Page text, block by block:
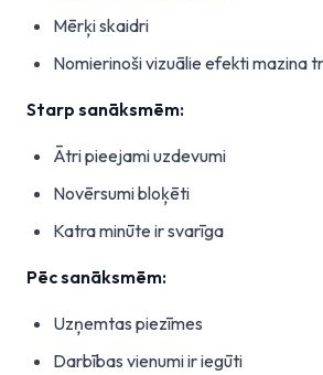
Mērķi skaidri
Nomierinoši vizuālie efekti mazina
Starp sanāksmēm:
Ātri pieejami uzdevumi
Novērsumi bloķēti
Katra minūte ir svarīga
Pēc sanāksmēm:
Uzņemtas piezīmes
Darbības vienumi ir iegūti